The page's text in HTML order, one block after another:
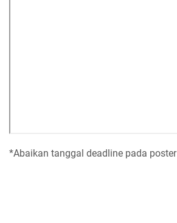
*Abaikan tanggal deadline pada poster